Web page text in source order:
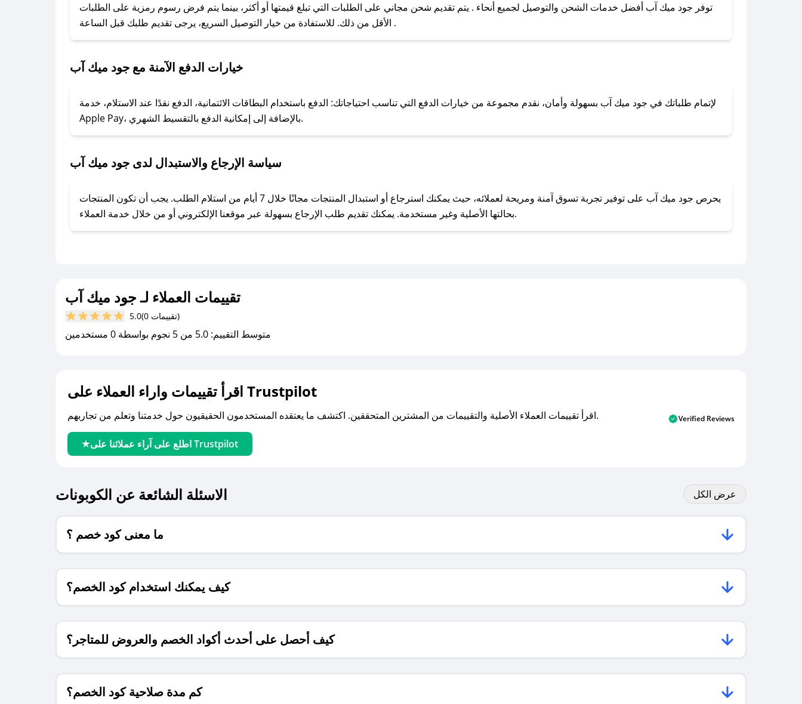
لا تقلق! يمكنك التواصل مع فريق دعم صحصح عبر الرسائل الخاصة على تويتر أو البريد الإلكتروني، وسنقوم بحل المشكلة في أسرع وقت ممكن.
### ماذا أفعل إذا لم أجد كود خصم لمتجري المفضل؟
للحصول على كوبونات وخصومات حصرية، قم بما يلي:
- اضغط على أيقونة متابعة لمتجر جود ميك آب في تطبيق صحصح.
- تابع حسابنا الرسمي على تويتر وقم بتفعيل زر التنبيهات.
توفر جود ميك آب أفضل خدمات الشحن والتوصيل لجميع أنحاء . يتم تقديم شحن مجاني على الطلبات التي تبلغ قيمتها أو أكثر، بينما يتم فرض رسوم رمزية على الطلبات
الأقل من ذلك. للاستفادة من خيار التوصيل السريع، يرجى تقديم طلبك قبل الساعة .
خيارات الدفع الآمنة مع جود ميك آب
لإتمام طلباتك في جود ميك آب بسهولة وأمان، نقدم مجموعة من خيارات الدفع التي تناسب احتياجاتك: الدفع باستخدام البطاقات الائتمانية، الدفع نقدًا عند الاستلام، خدمة
Apple Pay، بالإضافة إلى إمكانية الدفع بالتقسيط الشهري.
سياسة الإرجاع والاستبدال لدى جود ميك آب
يحرص جود ميك آب على توفير تجربة تسوق آمنة ومريحة لعملائه، حيث يمكنك استرجاع أو استبدال المنتجات مجانًا خلال 7 أيام من استلام الطلب. يجب أن تكون المنتجات
بحالتها الأصلية وغير مستخدمة. يمكنك تقديم طلب الإرجاع بسهولة عبر موقعنا الإلكتروني أو من خلال خدمة العملاء.
تقييمات العملاء لـ جود ميك آب
5.0 (0 تقييمات)
متوسط التقييم: 5.0 من 5 نجوم بواسطة 0 مستخدمين
اقرأ تقييمات واراء العملاء على Trustpilot
اقرأ تقييمات العملاء الأصلية والتقييمات من المشترين المتحققين. اكتشف ما يعتقده المستخدمون الحقيقيون حول خدمتنا وتعلم من تجاربهم.
اطلع على آراء عملائنا على Trustpilot
Verified Reviews
الاسئلة الشائعة عن الكوبونات عرض الكل
ما معنى كود خصم ؟
كيف يمكنك استخدام كود الخصم؟
كيف أحصل على أحدث أكواد الخصم والعروض للمتاجر؟
كم مدة صلاحية كود الخصم؟